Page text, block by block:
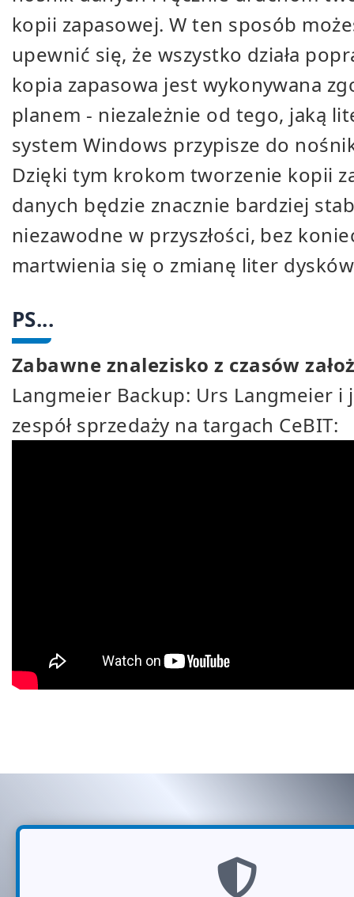
kopii zapasowej. W ten sposób
upewnić się, że wszystko działa
kopia zapasowa jest wykonywana
planem - niezależnie od tego, jaką
system Windows przypisze do
Dzięki tym krokom tworzenie kopii
danych będzie znacznie bardziej
niezawodne w przyszłości, bez
martwienia się o zmianę liter
PS...
Zabawne znalezisko z czasów
Langmeier Backup: Urs Langmeier i
zespół sprzedaży na targach CeBIT: